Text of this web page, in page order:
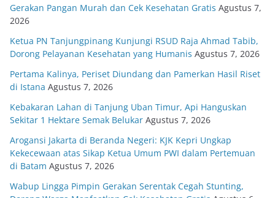
Gerakan Pangan Murah dan Cek Kesehatan Gratis Agustus 7,
2026
Ketua PN Tanjungpinang Kunjungi RSUD Raja Ahmad Tabib,
Dorong Pelayanan Kesehatan yang Humanis Agustus 7, 2026
Pertama Kalinya, Periset Diundang dan Pamerkan Hasil Riset
di Istana Agustus 7, 2026
Kebakaran Lahan di Tanjung Uban Timur, Api Hanguskan
Sekitar 1 Hektare Semak Belukar Agustus 7, 2026
Arogansi Jakarta di Beranda Negeri: KJK Kepri Ungkap
Kekecewaan atas Sikap Ketua Umum PWI dalam Pertemuan
di Batam Agustus 7, 2026
Wabup Lingga Pimpin Gerakan Serentak Cegah Stunting,